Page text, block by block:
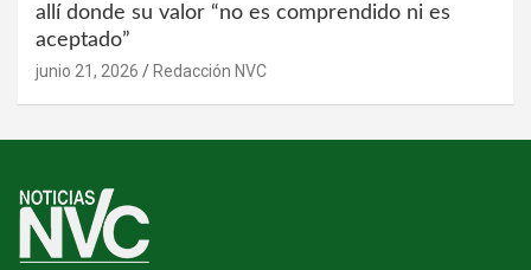
allí donde su valor “no es comprendido ni es
aceptado”
junio 21, 2026 Redacción NVC